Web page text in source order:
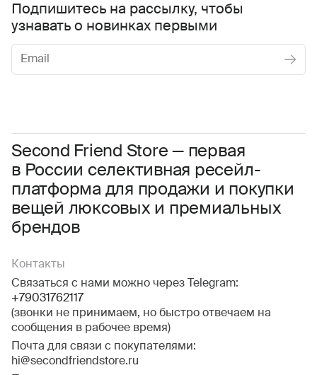
Second Friend Store — первая
в России селективная ресейл-
платформа для продажи и покупки
вещей люксовых и премиальных
брендов
Контакты
Связаться с нами можно через Telegram:
+79031762117
(звонки не принимаем, но быстро отвечаем на
сообщения в рабочее время)
Почта для связи с покупателями:
hi@secondfriendstore.ru
Подпишитесь на рассылку, чтобы
узнавать о новинках первыми
Соглашаюсь с условиями Пользовательского соглашения
Даю согласие на получение рекламной информации.